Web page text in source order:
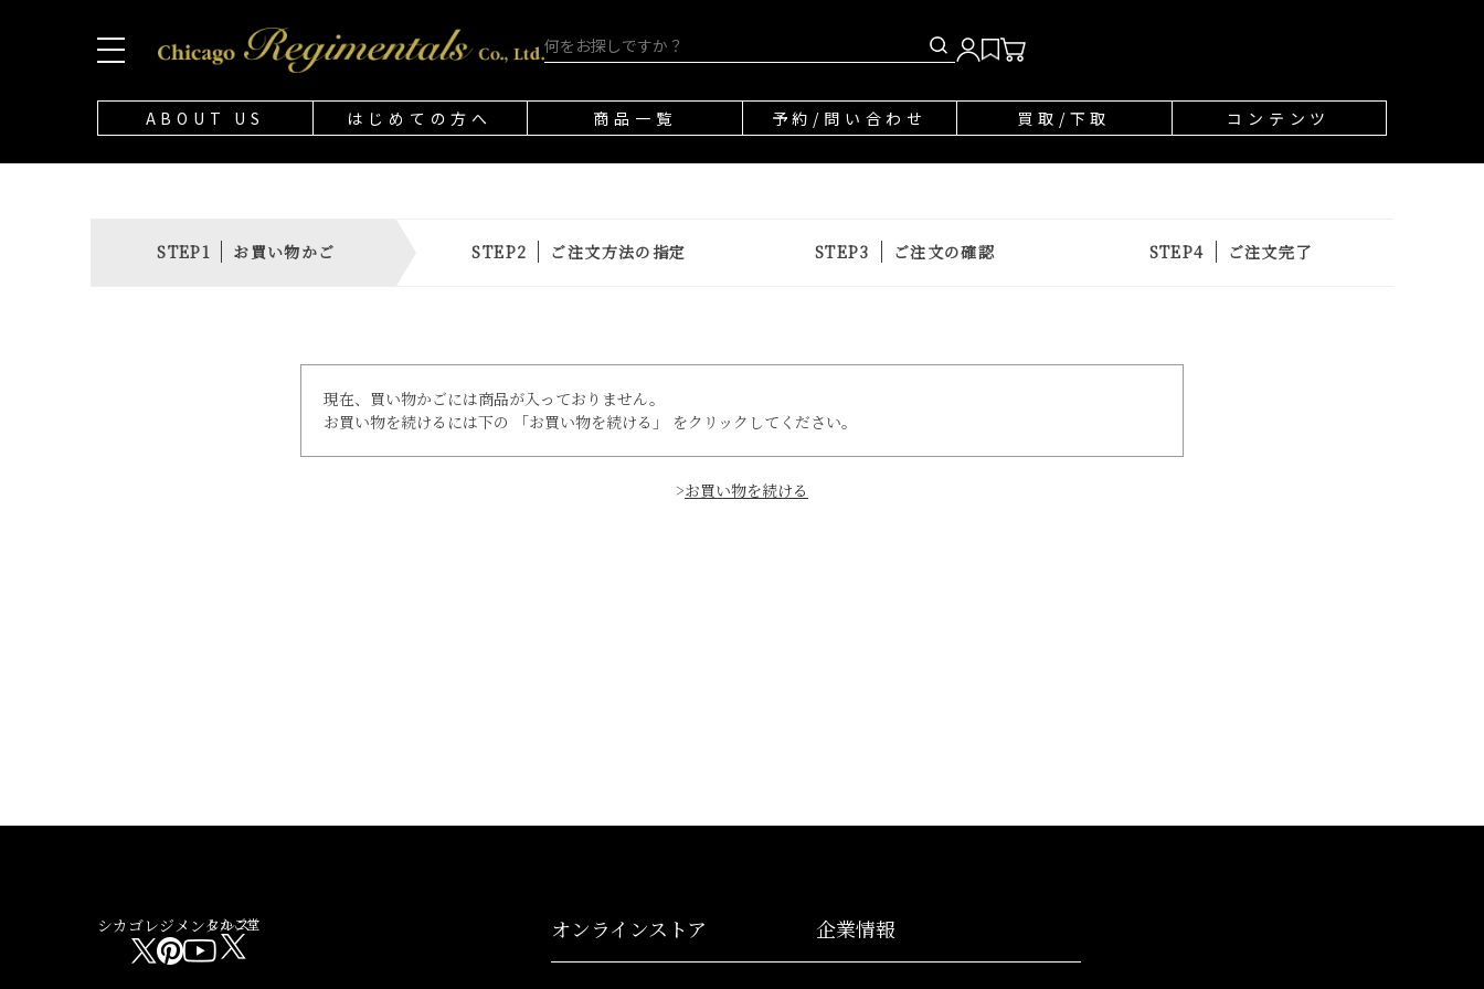
ABOUT US はじめての方へ 商品一覧 予約/問い合わせ 買取/下取 コンテンツ
お買い物かご ご注文方法の指定 ご注文の確認 ご注文完了
現在、買い物かごには商品が入っておりません。
お買い物を続けるには下の 「お買い物を続ける」 をクリックしてください。
>
シカゴレジメンタルス
しかご堂 オンラインストア 企業情報